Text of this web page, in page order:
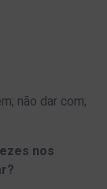
não dar com;
nos